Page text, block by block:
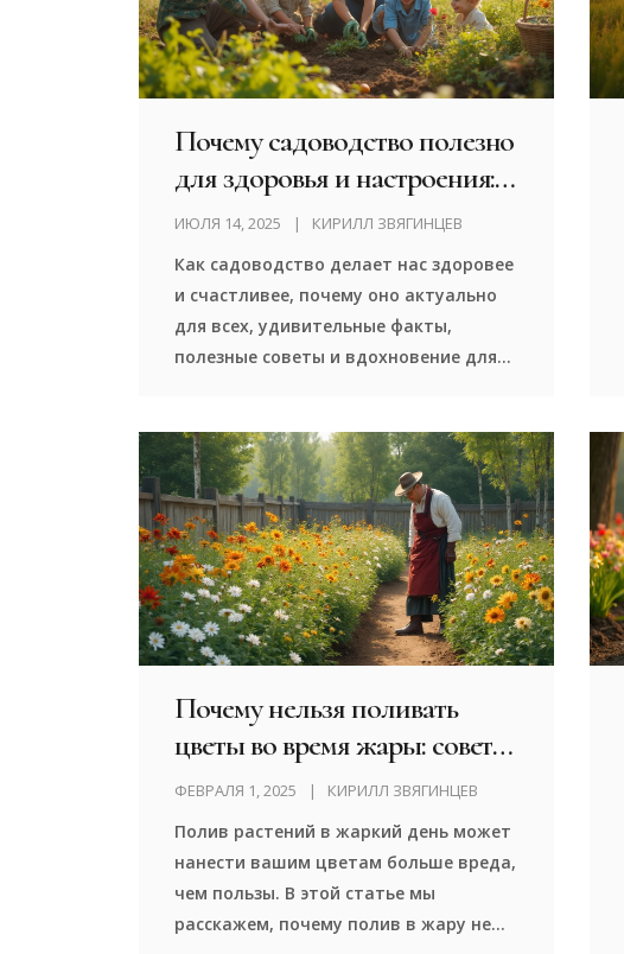
Почему садоводство полезно
для здоровья и настроения:
факты, советы, вдохновение
ИЮЛЯ 14, 2025 КИРИЛЛ ЗВЯГИНЦЕВ
Как садоводство делает нас здоровее
и счастливее, почему оно актуально
для всех, удивительные факты,
полезные советы и вдохновение для
Почему нельзя поливать
цветы во время жары: советы
и хитрости
ФЕВРАЛЯ 1, 2025 КИРИЛЛ ЗВЯГИНЦЕВ
Полив растений в жаркий день может
нанести вашим цветам больше вреда,
чем пользы. В этой статье мы
расскажем, почему полив в жару не